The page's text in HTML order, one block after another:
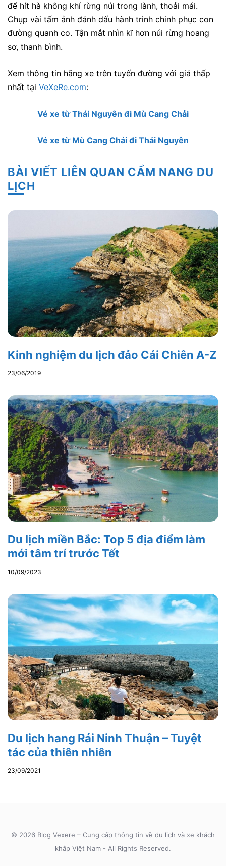
để hít hà không khí rừng núi trong lành, thoải mái.
Chụp vài tấm ảnh đánh dấu hành trình chinh phục con
đường quanh co. Tận mắt nhìn kĩ hơn núi rừng hoang
sơ, thanh bình.
Xem thông tin hãng xe trên tuyến đường với giá thấp
nhất tại VeXeRe.com:
Vé xe từ Thái Nguyên đi Mù Cang Chải
Vé xe từ Mù Cang Chải đi Thái Nguyên
BÀI VIẾT LIÊN QUAN CẨM NANG DU
LỊCH
Kinh nghiệm du lịch đảo Cái Chiên A-Z
23/06/2019
Du lịch miền Bắc: Top 5 địa điểm làm
mới tâm trí trước Tết
10/09/2023
Du lịch hang Rái Ninh Thuận – Tuyệt
tác của thiên nhiên
23/09/2021
© 2026 Blog Vexere – Cung cấp thông tin về du lịch và xe khách
khắp Việt Nam - All Rights Reserved.